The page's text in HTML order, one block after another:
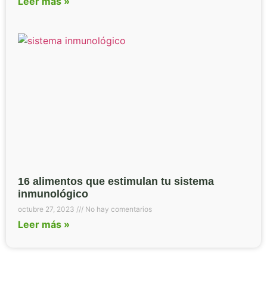
16 alimentos que estimulan tu sistema
inmunológico
octubre 27, 2023 No hay comentarios
Leer más »